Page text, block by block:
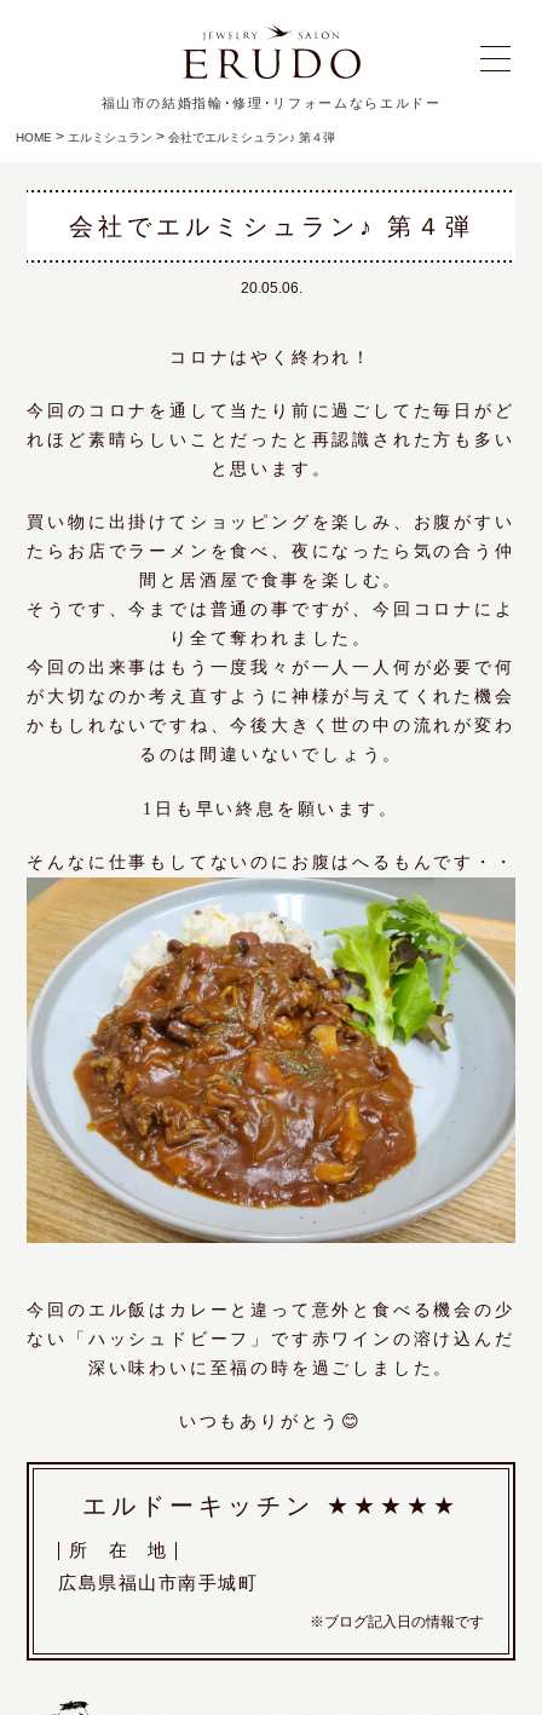
福山市の結婚指輪･修理･リフォームならエルドー
HOME >エルミシュラン >会社でエルミシュラン♪ 第４弾
会社でエルミシュラン♪ 第４弾
20.05.06.
コロナはやく終われ！
今回のコロナを通して当たり前に過ごしてた毎日がど
れほど素晴らしいことだったと再認識された方も多い
と思います。
買い物に出掛けてショッピングを楽しみ、お腹がすい
たらお店でラーメンを食べ、夜になったら気の合う仲
間と居酒屋で食事を楽しむ。
そうです、今までは普通の事ですが、今回コロナによ
り全て奪われました。
今回の出来事はもう一度我々が一人一人何が必要で何
が大切なのか考え直すように神様が与えてくれた機会
かもしれないですね、今後大きく世の中の流れが変わ
るのは間違いないでしょう。
1日も早い終息を願います。
そんなに仕事もしてないのにお腹はへるもんです・・
今回のエル飯はカレーと違って意外と食べる機会の少
ない「ハッシュドビーフ」です赤ワインの溶け込んだ
深い味わいに至福の時を過ごしました。
いつもありがとう😊
エルドーキッチン ★★★★★
所 在
地
広島県福山市南手城町
※ブログ記入日の情報です